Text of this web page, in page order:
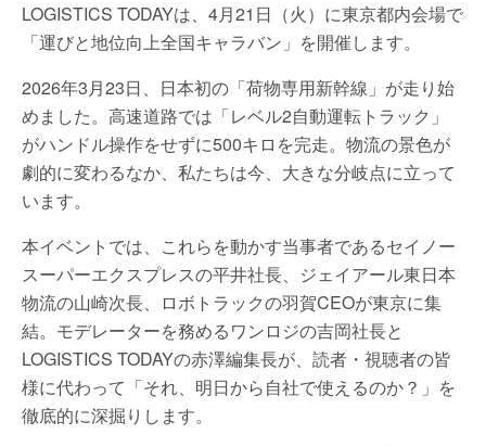
LOGISTICS TODAYは、4月21日（火）に東京都内会場で
「運びと地位向上全国キャラバン」を開催します。
2026年3月23日、日本初の「荷物専用新幹線」が走り始
めました。高速道路では「レベル2自動運転トラック」
がハンドル操作をせずに500キロを完走。物流の景色が
劇的に変わるなか、私たちは今、大きな分岐点に立って
います。
本イベントでは、これらを動かす当事者であるセイノー
スーパーエクスプレスの平井社長、ジェイアール東日本
物流の山崎次長、ロボトラックの羽賀CEOが東京に集
結。モデレーターを務めるワンロジの吉岡社長と
LOGISTICS TODAYの赤澤編集長が、読者・視聴者の皆
様に代わって「それ、明日から自社で使えるのか？」を
徹底的に深掘りします。